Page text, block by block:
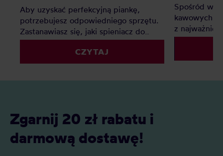
Aby uzyskać perfekcyjną piankę,
potrzebujesz odpowiedniego sprzętu.
Zastanawiasz się, jaki spieniacz do
mleka kupić? Elektryczny, ręczny, a
może indukcyjny? Oto nasz
szczegółowy ranking, który pomoże Ci
CZYTAJ
Spośród
kawowych -
z
dzięki
kawy
Zgarnij 20 zł rabatu i
darmową dostawę!